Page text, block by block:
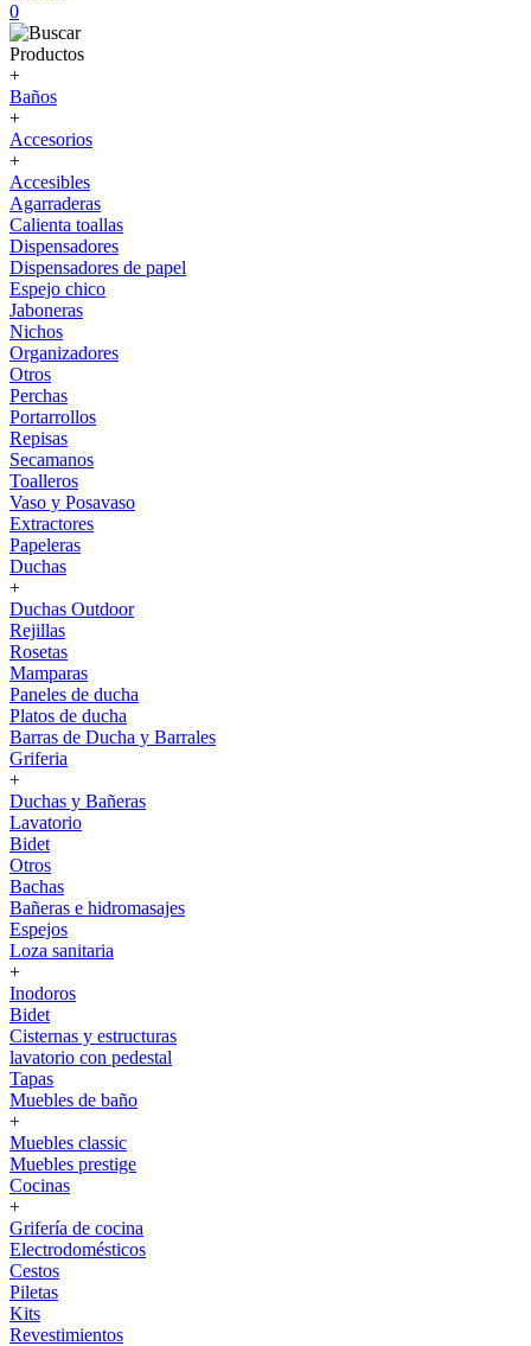
0
Productos
+
Baños
+
Accesorios
+
Accesibles
Agarraderas
Calienta toallas
Dispensadores
Dispensadores de papel
Espejo chico
Jaboneras
Nichos
Organizadores
Otros
Perchas
Portarrollos
Repisas
Secamanos
Toalleros
Vaso y Posavaso
Extractores
Papeleras
Duchas
+
Duchas Outdoor
Rejillas
Rosetas
Mamparas
Paneles de ducha
Platos de ducha
Barras de Ducha y Barrales
Griferia
+
Duchas y Bañeras
Lavatorio
Bidet
Otros
Bachas
Bañeras e hidromasajes
Espejos
Loza sanitaria
+
Inodoros
Bidet
Cisternas y estructuras
lavatorio con pedestal
Tapas
Muebles de baño
+
Muebles classic
Muebles prestige
Cocinas
+
Grifería de cocina
Electrodomésticos
Cestos
Piletas
Kits
Revestimientos